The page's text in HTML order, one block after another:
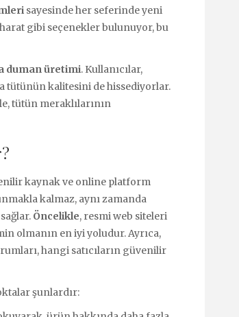
sayesinde her seferinde yeni
gibi seçenekler bulunuyor, bu
duman üretimi. Kullanıcılar,
tütünün kalitesini de hissediyorlar.
tütün meraklılarının
kaynak ve online platform
kalmaz, aynı zamanda
Öncelikle, resmi web siteleri
olmanın en iyi yoludur. Ayrıca,
hangi satıcıların güvenilir
şunlardır: